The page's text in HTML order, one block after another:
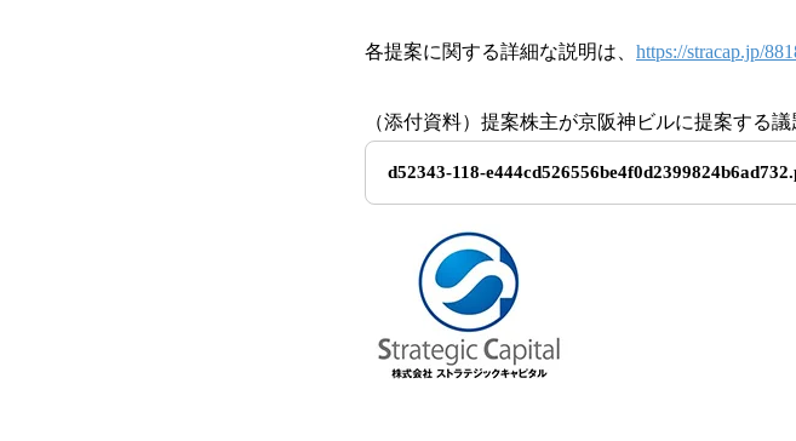
各提案に関する詳細な説明は、 https://stracap.jp/
（添付資料）提案株主が京阪神ビルに提案する
d52343-118-